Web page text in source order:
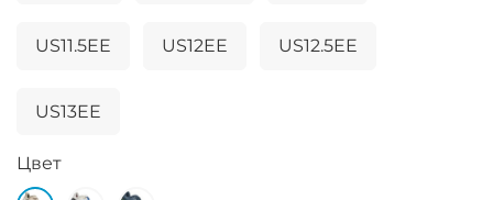
US11.5EE US12EE US12.5EE
US13EE
Цвет